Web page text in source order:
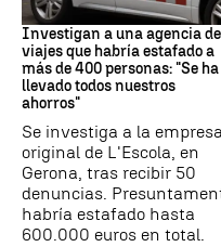
Estafa
Investigan a una agencia de
viajes que habría estafado a
más de 400 personas: "Se ha
llevado todos nuestros
ahorros"
Se investiga a la
original de L'Escola, en
Gerona, tras recibir 50
denuncias.
habría estafado hasta
600.000 euros en total.